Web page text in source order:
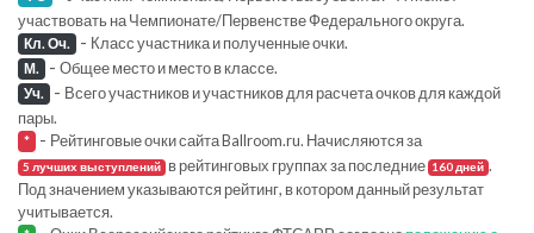
участвовать на Чемпионате/Первенстве Федерального округа.
Кл. Оч. - Класс участника и полученные очки.
М. - Общее место и место в классе.
Уч. - Всего участников и участников для расчета очков для каждой
пары.
* - Рейтинговые очки сайта Ballroom.ru. Начисляются за
5 лучших выступлений в рейтинговых группах за последние 160 дней .
Под значением указываются рейтинг, в котором данный результат
учитывается.